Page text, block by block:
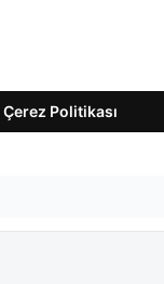
Çerez Politikası